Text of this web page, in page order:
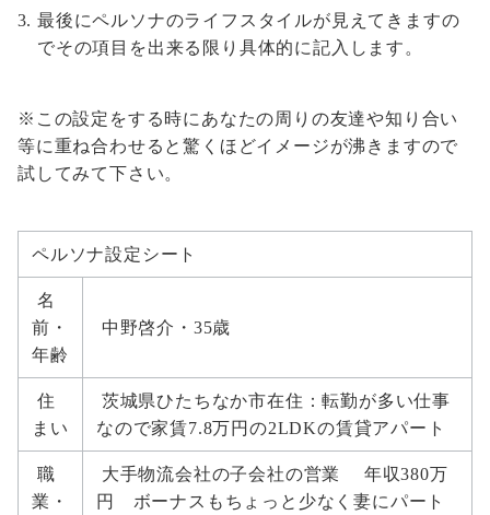
最後にペルソナのライフスタイルが見えてきますの
でその項目を出来る限り具体的に記入します。
※この設定をする時にあなたの周りの友達や知り合い
等に重ね合わせると驚くほどイメージが沸きますので
試してみて下さい。
ペルソナ設定シート
名
前・
年齢
中野啓介・35歳
住
まい
茨城県ひたちなか市在住：転勤が多い仕事
なので家賃7.8万円の2LDKの賃貸アパート
職
業・
大手物流会社の子会社の営業 年収380万
円 ボーナスもちょっと少なく妻にパート